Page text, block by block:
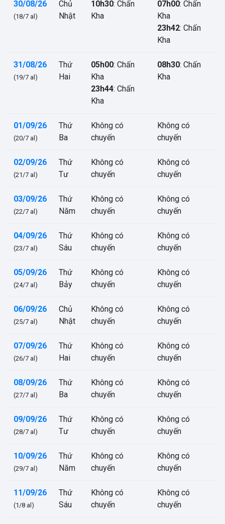
30/08/26
(18/7 al)
Chủ
Nhật
10h30: Chấn
Kha
07h00: Chấn
Kha
23h42: Chấn
Kha
31/08/26
(19/7 al)
Thứ
Hai
05h00: Chấn
Kha
23h44: Chấn
Kha
08h30: Chấn
Kha
01/09/26
(20/7 al)
Thứ
Ba
Không có
chuyến
Không có
chuyến
02/09/26
(21/7 al)
Thứ
Tư
Không có
chuyến
Không có
chuyến
03/09/26
(22/7 al)
Thứ
Năm
Không có
chuyến
Không có
chuyến
04/09/26
(23/7 al)
Thứ
Sáu
Không có
chuyến
Không có
chuyến
05/09/26
(24/7 al)
Thứ
Bảy
Không có
chuyến
Không có
chuyến
06/09/26
(25/7 al)
Chủ
Nhật
Không có
chuyến
Không có
chuyến
07/09/26
(26/7 al)
Thứ
Hai
Không có
chuyến
Không có
chuyến
08/09/26
(27/7 al)
Thứ
Ba
Không có
chuyến
Không có
chuyến
09/09/26
(28/7 al)
Thứ
Tư
Không có
chuyến
Không có
chuyến
10/09/26
(29/7 al)
Thứ
Năm
Không có
chuyến
Không có
chuyến
11/09/26
(1/8 al)
Thứ
Sáu
Không có
chuyến
Không có
chuyến